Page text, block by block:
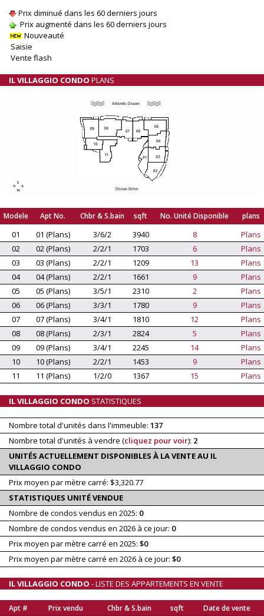
Prix diminué dans les 60 derniers jours
Prix augmenté dans les 60 derniers jours
Nouveauté
Saisie
Vente flash
IL VILLAGGIO CONDO PLANS
Modele Apt No. Chbr & S.bain sqft No. Unité Disponible plans
01 01 (Plans) 3/6/2 3940 8
Plans
02
02 (Plans) 2/2/1 1703 6
Plans
03
03 (Plans) 2/2/1 1209 13
Plans
04
04 (Plans) 2/2/1 1661 9
Plans
05
05 (Plans) 3/5/1 2310 2
Plans
06
06 (Plans) 3/3/1 1780 9
Plans
07
07 (Plans) 3/4/1 1810 12
Plans
08
08 (Plans) 2/3/1 2824 5
Plans
09
09 (Plans) 3/4/1 2245 14
Plans
10
10 (Plans) 2/2/1 1453 9
Plans
11
11 (Plans) 1/2/0 1367 15 Plans
IL VILLAGGIO CONDO STATISTIQUES
Nombre total d'unités dans l'immeuble: 137
Nombre total d'unités à vendre (cliquez pour voir): 2
UNITÉS ACTUELLEMENT DISPONIBLES À LA VENTE AU IL
VILLAGGIO CONDO
Prix moyen par mètre carré: $3,320.77
STATISTIQUES UNITÉ VENDUE
Nombre de condos vendus en 2025: 0
Nombre de condos vendus en 2026 à ce jour: 0
Prix moyen par mètre carré en 2025: $0
Prix moyen par mètre carré en 2026 à ce jour: $0
IL VILLAGGIO CONDO - LISTE DES APPARTEMENTS EN VENTE
Apt # Prix vendu Chbr & S.bain sqft Date de vente